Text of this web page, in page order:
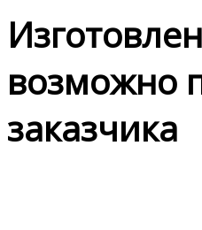
возможно
заказчика